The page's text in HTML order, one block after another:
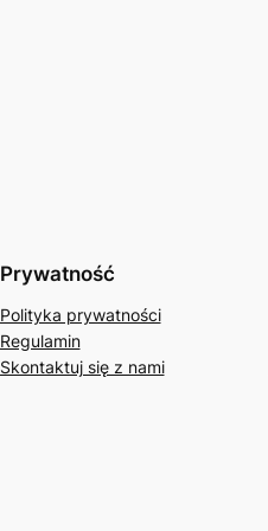
Prywatność
Polityka prywatności
Regulamin
Skontaktuj się z nami